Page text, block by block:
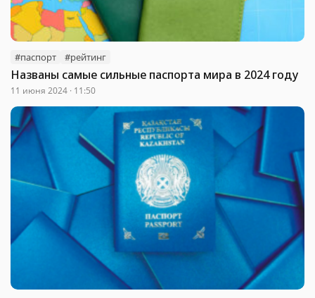
#паспорт #рейтинг
Названы самые сильные паспорта мира в 2024 году
11 июня 2024 · 11:50